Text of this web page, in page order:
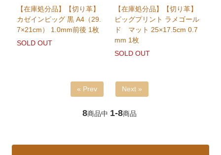
【在庫処分品】【切り革】
カゼインピッグ 黒 A4（29.
7×21cm） 1.0mm前後 1枚
SOLD OUT
【在庫処分品】【切り革】
ピッグプリント ラメゴール
ド マット 25×17.5cm 0.7
mm 1枚
SOLD OUT
« Prev Next »
8商品中 1-8商品